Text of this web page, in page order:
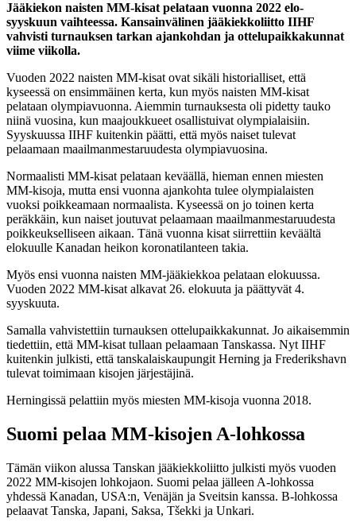
Jääkiekon naisten MM-kisat pelataan vuonna 2022 elo-
syyskuun vaihteessa. Kansainvälinen jääkiekkoliitto IIHF
vahvisti turnauksen tarkan ajankohdan ja ottelupaikkakunnat
viime viikolla.
Vuoden 2022 naisten MM-kisat ovat sikäli historialliset, että
kyseessä on ensimmäinen kerta, kun myös naisten MM-kisat
pelataan olympiavuonna. Aiemmin turnauksesta oli pidetty tauko
niinä vuosina, kun maajoukkueet osallistuivat olympialaisiin.
Syyskuussa IIHF kuitenkin päätti, että myös naiset tulevat
pelaamaan maailmanmestaruudesta olympiavuosina.
Normaalisti MM-kisat pelataan keväällä, hieman ennen miesten
MM-kisoja, mutta ensi vuonna ajankohta tulee olympialaisten
vuoksi poikkeamaan normaalista. Kyseessä on jo toinen kerta
peräkkäin, kun naiset joutuvat pelaamaan maailmanmestaruudesta
poikkeukselliseen aikaan. Tänä vuonna kisat siirrettiin keväältä
elokuulle Kanadan heikon koronatilanteen takia.
Myös ensi vuonna naisten MM-jääkiekkoa pelataan elokuussa.
Vuoden 2022 MM-kisat alkavat 26. elokuuta ja päättyvät 4.
syyskuuta.
Samalla vahvistettiin turnauksen ottelupaikkakunnat. Jo aikaisemmin
tiedettiin, että MM-kisat tullaan pelaamaan Tanskassa. Nyt IIHF
kuitenkin julkisti, että tanskalaiskaupungit Herning ja Frederikshavn
tulevat toimimaan kisojen järjestäjinä.
Herningissä pelattiin myös miesten MM-kisoja vuonna 2018.
Suomi pelaa MM-kisojen A-lohkossa
Tämän viikon alussa Tanskan jääkiekkoliitto julkisti myös vuoden
2022 MM-kisojen lohkojaon. Suomi pelaa jälleen A-lohkossa
yhdessä Kanadan, USA:n, Venäjän ja Sveitsin kanssa. B-lohkossa
pelaavat Tanska, Japani, Saksa, Tšekki ja Unkari.